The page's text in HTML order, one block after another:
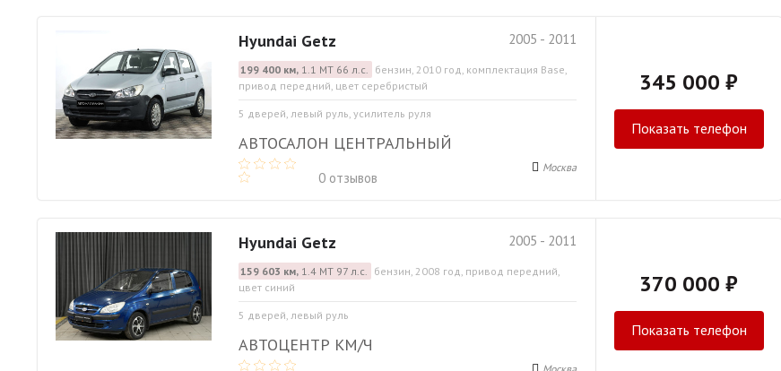
2005 - 2011
Hyundai Getz
199 400 км,1.1 МТ 66 л.с. бензин, 2010 год, комплектация Base,
привод передний, цвет серебристый
5 дверей, левый руль, усилитель руля
АВТОСАЛОН ЦЕНТРАЛЬНЫЙ
0 отзывов
Москва
345 000 ₽
Показать телефон
2005 - 2011
Hyundai Getz
159 603 км,1.4 МТ 97 л.с. бензин, 2008 год, привод передний,
цвет синий
5 дверей, левый руль
АВТОЦЕНТР КМ/Ч
370 000 ₽
Показать телефон